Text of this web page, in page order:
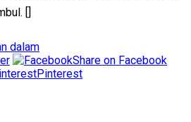
[]
dalam
Share on Facebook
Pinterest